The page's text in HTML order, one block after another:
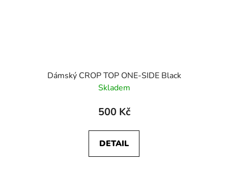
Dámský CROP TOP ONE-SIDE Black
Skladem
500 Kč
DETAIL